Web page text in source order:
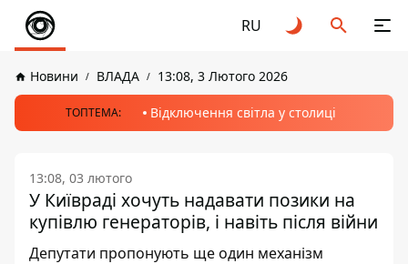
RU
Новини ВЛАДА 13:08, 3 Лютого 2026
ТОПТЕМА: Відключення світла у столиці
13:08, 03 лютого
У Київраді хочуть надавати позики на
купівлю генераторів, і навіть після війни
Депутати пропонують ще один механізм